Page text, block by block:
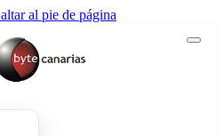
al pie de página